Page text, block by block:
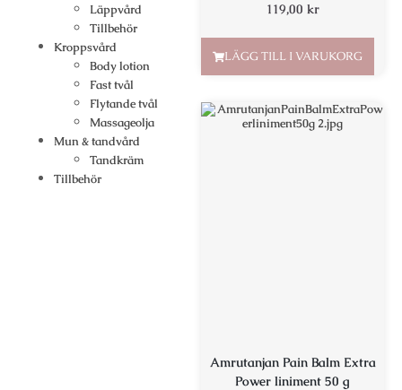
Läppvård
Tillbehör
Kroppsvård
Body lotion
Fast tvål
Flytande tvål
Massageolja
Mun & tandvård
Tandkräm
Tillbehör
119,00 kr
LÄGG TILL I VARUKORG
Amrutanjan Pain Balm Extra
Power liniment 50 g